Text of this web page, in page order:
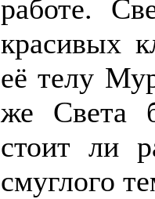
работе.
красивых
её телу
же Света
стоит ли
смуглого